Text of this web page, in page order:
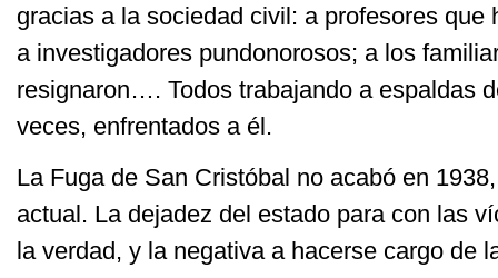
gracias a la sociedad civil: a profesores que
a investigadores pundonorosos; a los
resignaron…. Todos trabajando a espaldas
veces, enfrentados a él.
La Fuga de San Cristóbal no acabó en
actual. La dejadez del estado para con las
la verdad, y la negativa a hacerse cargo de